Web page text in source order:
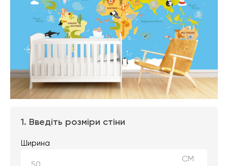
1. Введіть розміри стіни
Ширина
СМ